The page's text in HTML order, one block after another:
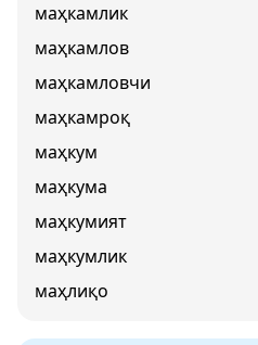
маҳкамлик
маҳкамлов
маҳкамловчи
маҳкамроқ
маҳкум
маҳкума
маҳкумият
маҳкумлик
маҳлиқо